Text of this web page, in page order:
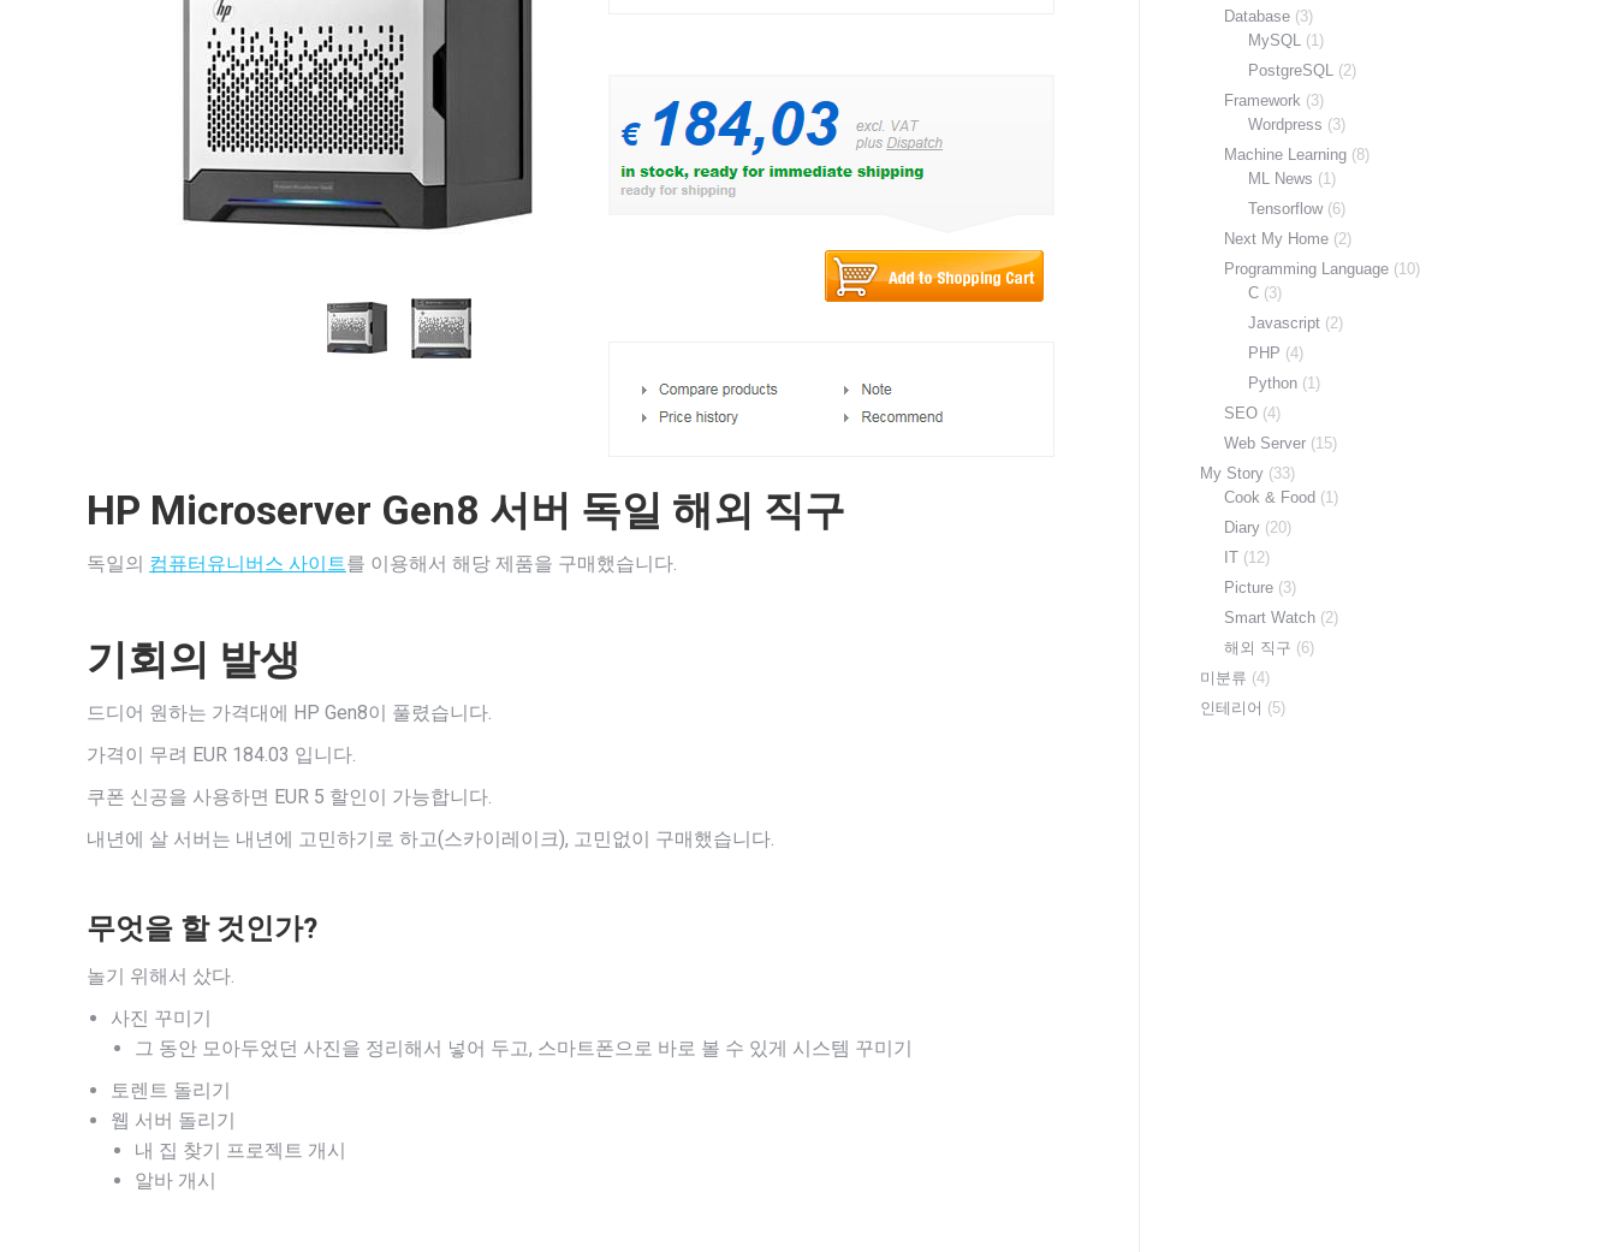
HP Microserver Gen8 서버 독일 해외 직구
독일의 컴퓨터유니버스 사이트를 이용해서 해당 제품을 구매했습니다.
기회의 발생
드디어 원하는 가격대에 HP Gen8이 풀렸습니다.
가격이 무려 EUR 184.03 입니다.
쿠폰 신공을 사용하면 EUR 5 할인이 가능합니다.
내년에 살 서버는 내년에 고민하기로 하고(스카이레이크), 고민없이 구매했습니다.
무엇을 할 것인가?
놀기 위해서 샀다.
사진 꾸미기
그 동안 모아두었던 사진을 정리해서 넣어 두고, 스마트폰으로 바로 볼 수 있게 시스템 꾸미기
토렌트 돌리기
웹 서버 돌리기
내 집 찾기 프로젝트 개시
알바 개시
Database (3)
MySQL (1)
PostgreSQL (2)
Framework (3)
Wordpress (3)
Machine Learning (8)
ML News (1)
Tensorflow(6)
Next My Home (2)
Programming Language (10)
C (3)
Javascript (2)
PHP (4)
Python (1)
SEO (4)
Web Server (15)
My Story (33)
Cook & Food (1)
Diary (20)
IT (12)
Picture (3)
Smart Watch (2)
해외 직구 (6)
미분류 (4)
인테리어 (5)